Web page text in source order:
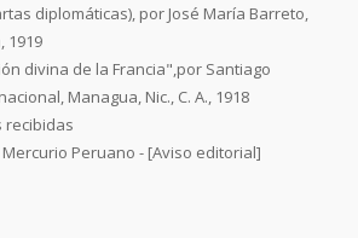
diplomáticas), por José María Barreto,
1919
divina de la Francia",por Santiago
Managua, Nic., C. A., 1918
recibidas
Peruano - [Aviso editorial]